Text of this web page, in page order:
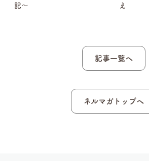
記〜
え
記事一覧へ
ネルマガトップへ